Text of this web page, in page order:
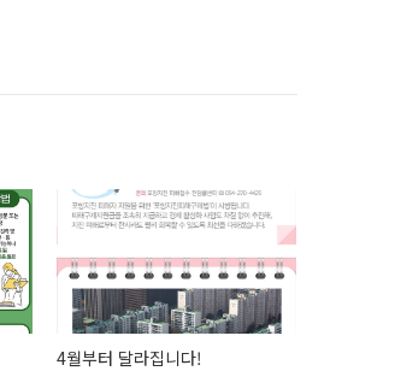
4월부터 달라집니다!